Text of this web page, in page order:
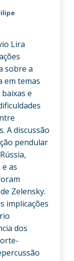
Lira
sobre a
em temas
e
A discussão
pendular
as
Zelensky.
implicações
dos